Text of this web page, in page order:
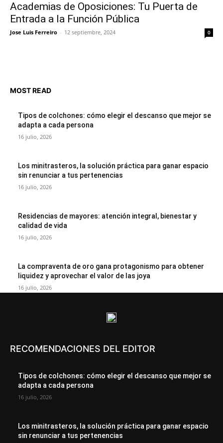
Academias de Oposiciones: Tu Puerta de
Entrada a la Función Pública
Jose Luis Ferreiro - 12 septiembre, 2024 0
MOST READ
Tipos de colchones: cómo elegir el descanso que mejor se
adapta a cada persona
16 julio, 2026
Los minitrasteros, la solución práctica para ganar espacio
sin renunciar a tus pertenencias
16 julio, 2026
Residencias de mayores: atención integral, bienestar y
calidad de vida
16 julio, 2026
La compraventa de oro gana protagonismo para obtener
liquidez y aprovechar el valor de las joya
16 julio, 2026
RECOMENDACIONES DEL EDITOR
Tipos de colchones: cómo elegir el descanso que mejor se
adapta a cada persona
16 julio, 2026
Los minitrasteros, la solución práctica para ganar espacio
sin renunciar a tus pertenencias